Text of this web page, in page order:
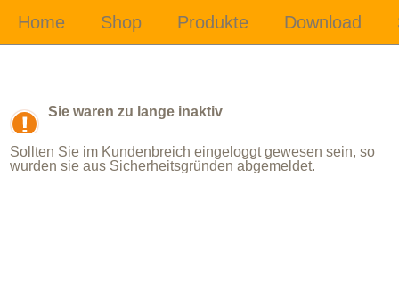
Sie waren zu lange inaktiv
Sollten Sie im Kundenbreich eingeloggt gewesen sein, so
wurden sie aus Sicherheitsgründen abgemeldet.